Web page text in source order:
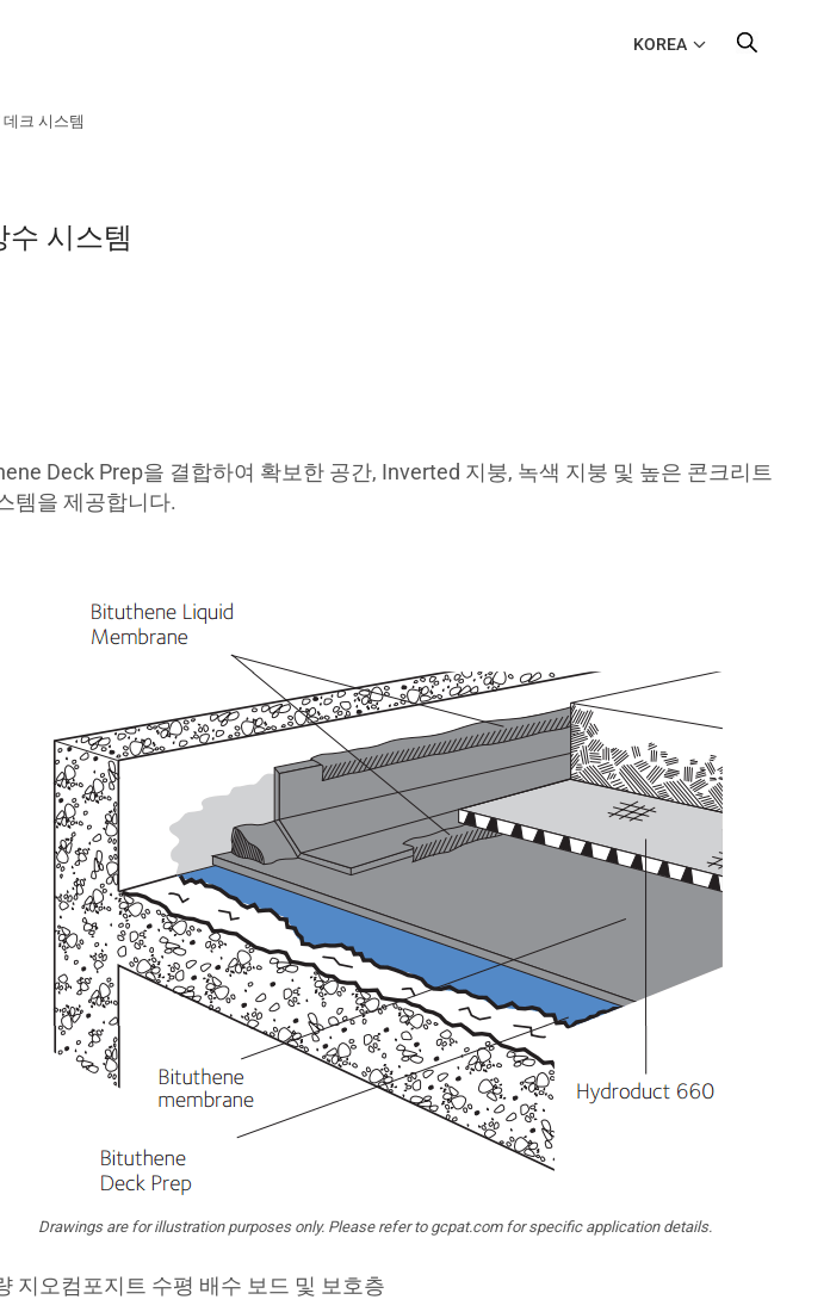
KOREA
데크 시스템
시스템
Deck Prep을 결합하여 확보한 공간, Inverted 지붕, 녹색 지붕 및 높은 콘크리트
템을 제공합니다.
Drawings are for illustration purposes only. Please refer to gcpat.com for specific application details.
지오컴포지트 수평 배수 보드 및 보호층